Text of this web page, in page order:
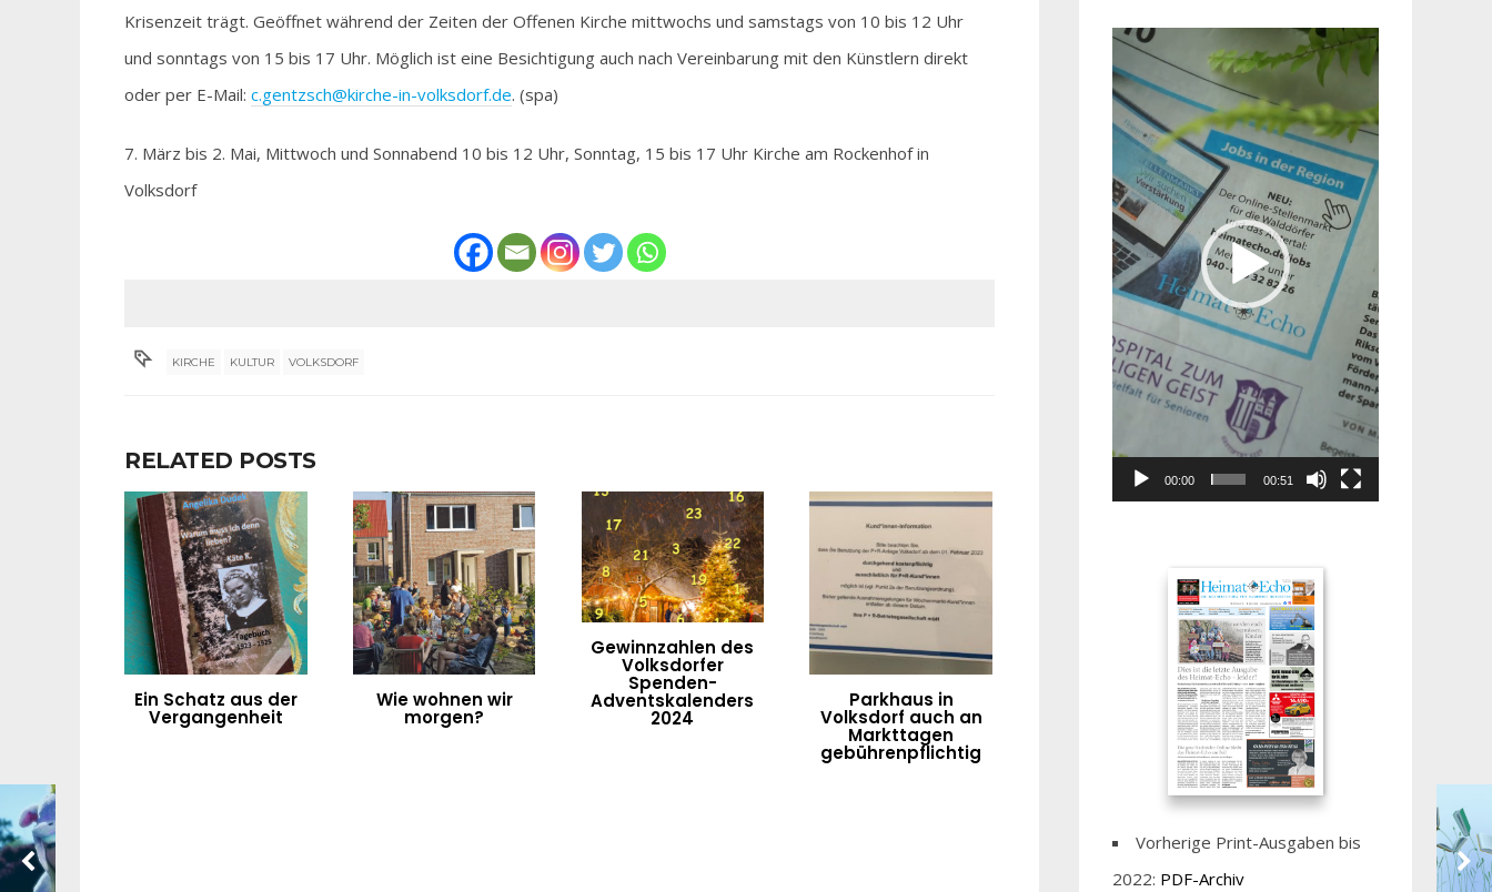
Krisenzeit trägt. Geöffnet während der Zeiten der Offenen Kirche mittwochs und samstags von 10 bis 12 Uhr
und sonntags von 15 bis 17 Uhr. Möglich ist eine Besichtigung auch nach Vereinbarung mit den Künstlern direkt
oder per E-Mail: c.gentzsch@kirche-in-volksdorf.de. (spa)
7. März bis 2. Mai, Mittwoch und Sonnabend 10 bis 12 Uhr, Sonntag, 15 bis 17 Uhr Kirche am Rockenhof in
Volksdorf
KIRCHE KULTUR VOLKSDORF
RELATED POSTS
Ein Schatz aus der
Vergangenheit
Wie wohnen wir
morgen?
Gewinnzahlen des
Volksdorfer
Spenden-
Adventskalenders
2024
Parkhaus in
Volksdorf auch an
Markttagen
gebührenpflichtig
Player
00:00 00:51
Vorherige Print-Ausgaben bis
2022: PDF-Archiv